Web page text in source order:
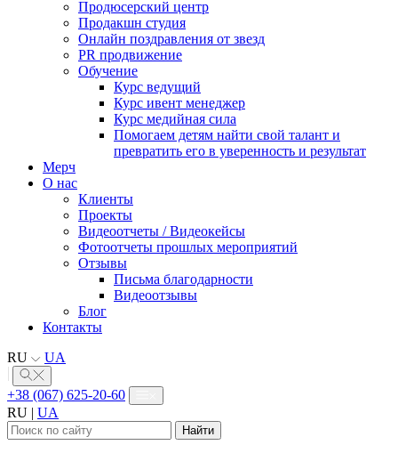
Продюсерский центр
Продакшн студия
Онлайн поздравления от звезд
PR продвижение
Обучение
Курс ведущий
Курс ивент менеджер
Курс медийная сила
Помогаем детям найти свой талант и
превратить его в уверенность и результат
Мерч
О нас
Клиенты
Проекты
Видеоотчеты / Видеокейсы
Фотоотчеты прошлых мероприятий
Отзывы
Письма благодарности
Видеоотзывы
Блог
Контакты
RU
UA
+38 (067) 625-20-60
RU | UA
Найти: